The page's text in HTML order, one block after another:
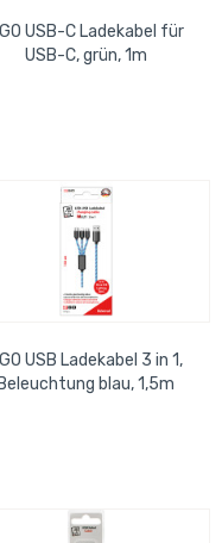
USB-C Ladekabel für
USB-C, grün, 1m
USB Ladekabel 3 in 1,
Beleuchtung blau, 1,5m